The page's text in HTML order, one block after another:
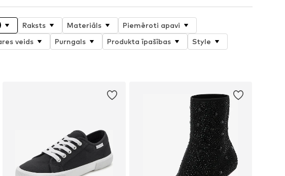
Raksts Materiāls
Piemēroti apavi
veids Purngals Produkta īpašības
Style